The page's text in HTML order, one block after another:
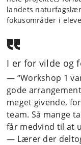
landets
fokusområder i
I er for vilde og
“Workshop 1
gode
meget givende,
team. Så mange
får medvind til at
Lærer der